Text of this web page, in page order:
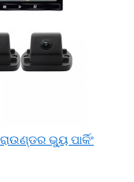
ଭ୍ୟୁ ପାର୍କିଂ